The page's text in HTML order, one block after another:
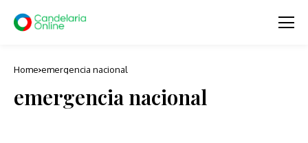
Home emergencia nacional
emergencia nacional